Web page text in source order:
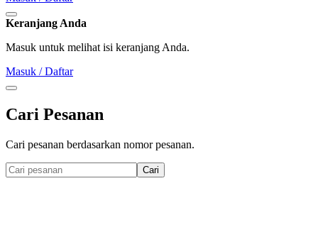
Keranjang Anda
Masuk untuk melihat isi keranjang Anda.
Masuk / Daftar
Cari Pesanan
Cari pesanan berdasarkan nomor pesanan.
Cari